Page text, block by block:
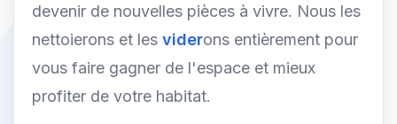
devenir de nouvelles pièces à vivre. Nous les
nettoierons et les viderons entièrement pour
vous faire gagner de l'espace et mieux
profiter de votre habitat.